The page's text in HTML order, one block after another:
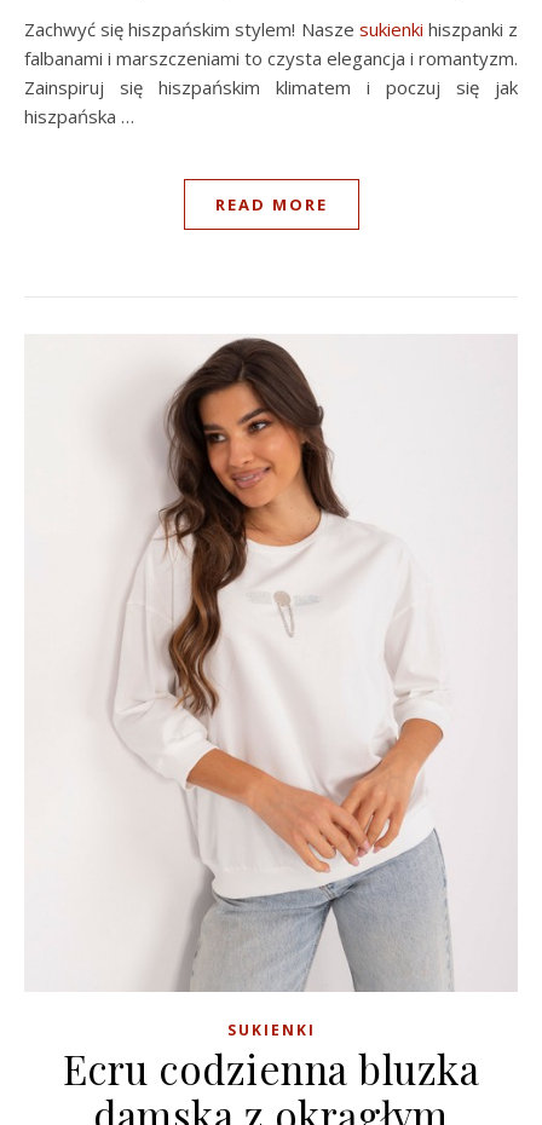
Zachwyć się hiszpańskim stylem! Nasze sukienki hiszpanki z
falbanami i marszczeniami to czysta elegancja i romantyzm.
Zainspiruj się hiszpańskim klimatem i poczuj się jak
hiszpańska …
READ MORE
SUKIENKI
Ecru codzienna bluzka
damska z okrągłym